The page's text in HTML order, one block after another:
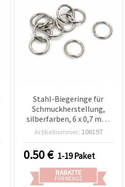
Stahl-Biegeringe für
Schmuckherstellung,
silberfarben, 6 x 0,7 mm,
20 Stück
Artikelnummer: 106197
0.50€ 1-19 Paket
RABATTE
FÜR MENGE